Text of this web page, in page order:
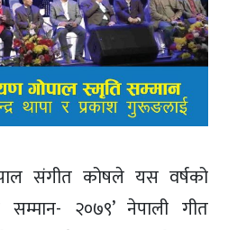
संगीत कोषले यस वर्षको
सम्मान- २०७९’ नेपाली गीत